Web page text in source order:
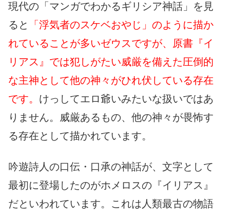
現代の「マンガでわかるギリシア神話」を見
ると
「浮気者のスケベおやじ」のように描か
れていることが多いゼウスですが、原書『イ
リアス』では犯しがたい威厳を備えた圧倒的
な主神として他の神々がひれ伏している存在
です。 けっしてエロ爺いみたいな扱いではあ
りません。威厳あるもの、他の神々が畏怖す
る存在として描かれています。
吟遊詩人の口伝・口承の神話が、文字として
最初に登場したのがホメロスの『イリアス』
だといわれています。これは人類最古の物語